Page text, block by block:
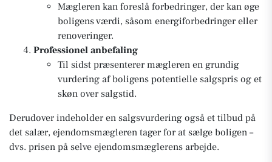
Mægleren kan foreslå forbedringer, der kan øge
boligens værdi, såsom energiforbedringer eller
renoveringer.
Professionel anbefaling
Til sidst præsenterer mægleren en grundig
vurdering af boligens potentielle salgspris og et
skøn over salgstid.
Derudover indeholder en salgsvurdering også et tilbud på
det salær, ejendomsmægleren tager for at sælge boligen –
dvs. prisen på selve ejendomsmæglerens arbejde.